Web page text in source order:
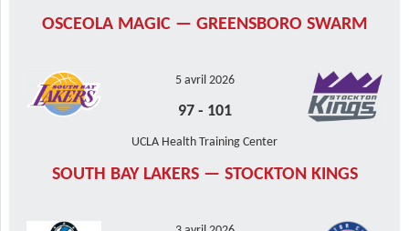
OSCEOLA MAGIC — GREENSBORO SWARM
5 avril 2026
97- 101
UCLA Health Training Center
SOUTH BAY LAKERS — STOCKTON KINGS